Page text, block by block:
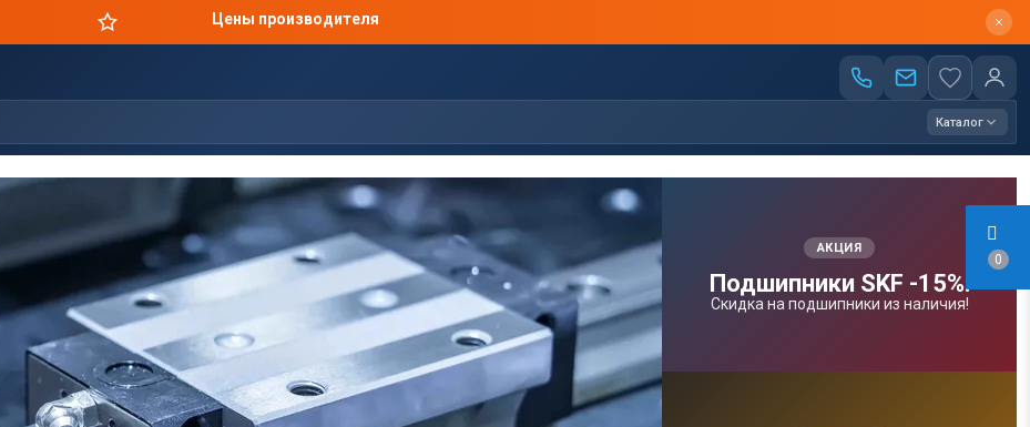
0
Цены производителя
Каталог
АКЦИЯ
Подшипники SKF -15%!
Скидка на подшипники из наличия!